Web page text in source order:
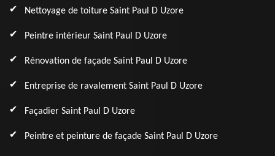
Nettoyage de toiture Saint Paul D Uzore
Peintre intérieur Saint Paul D Uzore
Rénovation de façade Saint Paul D Uzore
Entreprise de ravalement Saint Paul D Uzore
Façadier Saint Paul D Uzore
Peintre et peinture de façade Saint Paul D Uzore